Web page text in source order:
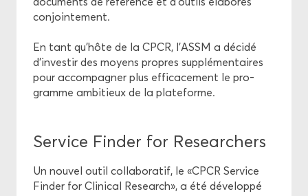
conjoin­te­ment.
En tant qu’hôte de la CPCR, l’ASSM a dé­ci­dé
d’in­ves­tir des moyens propres sup­plé­men­taires
pour ac­com­pa­gner plus ef­fi­ca­ce­ment le pro­
gramme am­bi­tieux de la pla­te­forme.
Ser­vice Fin­der for Re­sear­chers
Un nou­vel outil col­la­bo­ra­tif, le «CPCR Ser­vice
Fin­der for Cli­ni­cal Re­search», a été dé­ve­lop­pé